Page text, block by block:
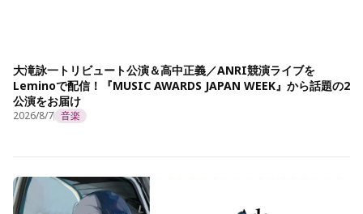
大滝詠一トリビュート公演＆高中正義／ANRI競演ライブを
Leminoで配信！『MUSIC AWARDS JAPAN WEEK』から話題の2
公演をお届け
2026/8/7 音楽